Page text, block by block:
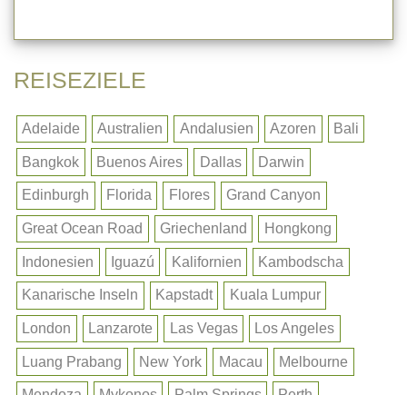
REISEZIELE
Adelaide Australien Andalusien Azoren Bali
Bangkok Buenos Aires Dallas Darwin
Edinburgh Florida Flores Grand Canyon
Great Ocean Road Griechenland Hongkong
Indonesien Iguazú Kalifornien Kambodscha
Kanarische Inseln Kapstadt Kuala Lumpur
London Lanzarote Las Vegas Los Angeles
Luang Prabang New York Macau Melbourne